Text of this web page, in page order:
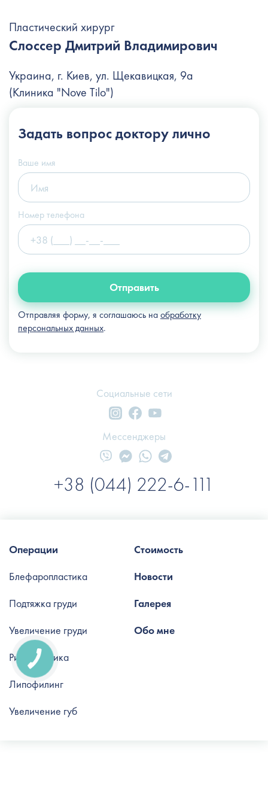
Пластический хирург
Слоссер Дмитрий Владимирович
Украина, г. Киев, ул. Щекавицкая, 9а
(Клиника "Nove Tilo")
+38 (066) 122-6-111
info@slosser.com.ua
Задать вопросдоктору лично
Ваше имя
Номер телефона
Отправить
Отправляя форму, я соглашаюсь наобработку
персональных данных.
Социальные сети
+38 (044) 222-6-111
Мессенджеры
Стоимость
Новости
Галерея
Обо мне
Операции
Блефаропластика
Подтяжка груди
Увеличение груди
Ринопластика
Липофилинг
Увеличение губ